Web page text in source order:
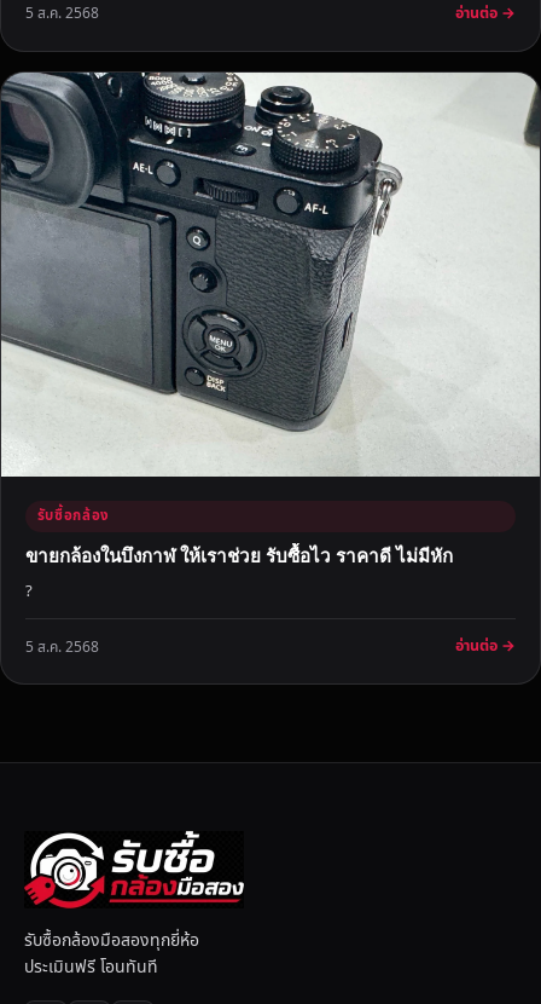
5 ส.ค. 2568 อ่านต่อ →
รับซื้อกล้อง
ขายกล้องในบึงกาฬ ให้เราช่วย รับซื้อไว ราคาดี ไม่มีหัก
?
5 ส.ค. 2568 อ่านต่อ →
รับซื้อกล้องมือสองทุกยี่ห้อ
ประเมินฟรี โอนทันที